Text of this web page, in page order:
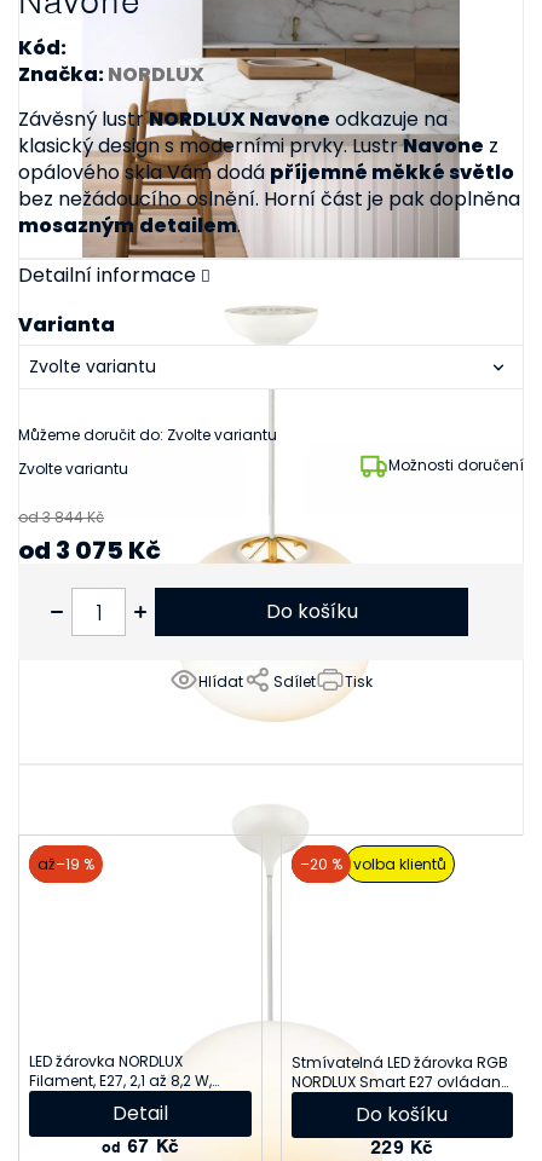
Kód:
Značka:NORDLUX
Zvolte variantu Možnosti doručení
Varianta
Můžeme doručit do: Zvolte variantu
Závěsný lustrNORDLUX Navone odkazuje na
klasický design s moderními prvky. LustrNavone z
opálového skla Vám dodá příjemné měkké světlo
bez nežádoucího oslnění. Horní část je pak doplněna
mosaznýmdetailem.
Detailní informace
Tisk
Hlídat Sdílet
od 3 844 Kč
od 3 075 Kč
Do košíku
akce
až–19 %
LED žárovka NORDLUX
Filament, E27, 2,1 až 8,2 W,
2700 K, mléčná
od 67 Kč
Detail
akce volba klientů
–20 %
Stmívatelná LED žárovka RGB
NORDLUX Smart E27 ovládaná
přes Bluetooth 2270072701
229 Kč
Do košíku